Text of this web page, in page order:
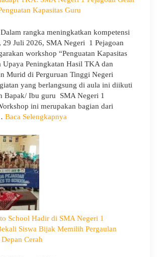
Kapasitas Guru
rangka meningkatkan kompetensi
29 Juli 2026, SMA Negeri 1 Pejagoan
workshop “Penguatan Kapasitas
Upaya Peningkatan Hasil TKA dan
Murid di Perguruan Tinggi Negeri
yang berlangsung di aula ini diikuti
Bapak/ Ibu guru SMA Negeri 1
ini merupakan bagian dari
Baca Selengkapnya
Penguatan
Kapasitas
School Hadir di SMA Negeri 1
Siswa Bijak Memilih Pergaulan
Cerah